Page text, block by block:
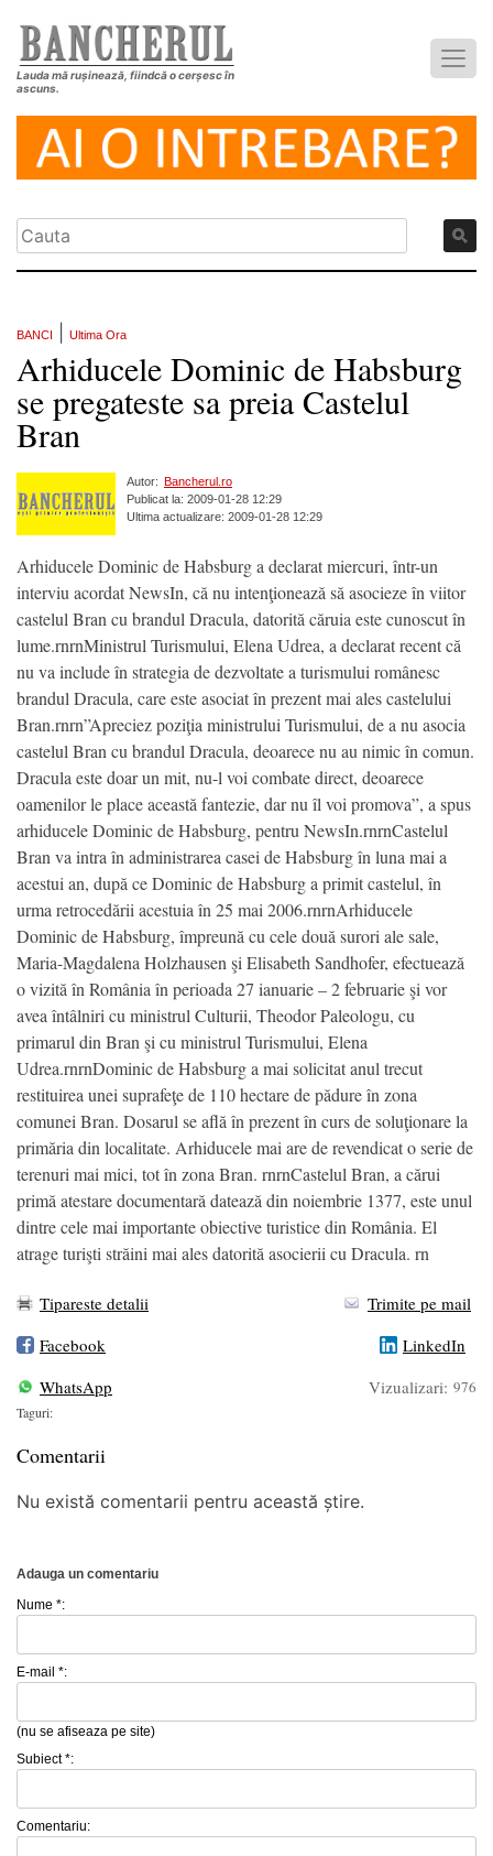
Lauda mă rușinează, fiindcă o cerșesc în
ascuns.
BANCI Ultima Ora
Arhiducele Dominic de Habsburg
se pregateste sa preia Castelul
Bran
Autor: Bancherul.ro
Publicat la: 2009-01-28 12:29
Ultima actualizare: 2009-01-28 12:29
Arhiducele Dominic de Habsburg a declarat miercuri, într-un
interviu acordat NewsIn, că nu intenţionează să asocieze în viitor
castelul Bran cu brandul Dracula, datorită căruia este cunoscut în
lume.rnrnMinistrul Turismului, Elena Udrea, a declarat recent că
nu va include în strategia de dezvoltate a turismului românesc
brandul Dracula, care este asociat în prezent mai ales castelului
Bran.rnrn”Apreciez poziţia ministrului Turismului, de a nu asocia
castelul Bran cu brandul Dracula, deoarece nu au nimic în comun.
Dracula este doar un mit, nu-l voi combate direct, deoarece
oamenilor le place această fantezie, dar nu îl voi promova”, a spus
arhiducele Dominic de Habsburg, pentru NewsIn.rnrnCastelul
Bran va intra în administrarea casei de Habsburg în luna mai a
acestui an, după ce Dominic de Habsburg a primit castelul, în
urma retrocedării acestuia în 25 mai 2006.rnrnArhiducele
Dominic de Habsburg, împreună cu cele două surori ale sale,
Maria-Magdalena Holzhausen şi Elisabeth Sandhofer, efectuează
o vizită în România în perioada 27 ianuarie – 2 februarie şi vor
avea întâlniri cu ministrul Culturii, Theodor Paleologu, cu
primarul din Bran şi cu ministrul Turismului, Elena
Udrea.rnrnDominic de Habsburg a mai solicitat anul trecut
restituirea unei suprafeţe de 110 hectare de pădure în zona
comunei Bran. Dosarul se află în prezent în curs de soluţionare la
primăria din localitate. Arhiducele mai are de revendicat o serie de
terenuri mai mici, tot în zona Bran. rnrnCastelul Bran, a cărui
primă atestare documentară datează din noiembrie 1377, este unul
dintre cele mai importante obiective turistice din România. El
atrage turişti străini mai ales datorită asocierii cu Dracula. rn
Tipareste detalii
Trimite pe mail
Facebook
LinkedIn
WhatsApp
Vizualizari: 976
Taguri:
Comentarii
Nu există comentarii pentru această știre.
Adauga un comentariu
Nume *:
E-mail *:
(nu se afiseaza pe site)
Subiect *:
Comentariu: